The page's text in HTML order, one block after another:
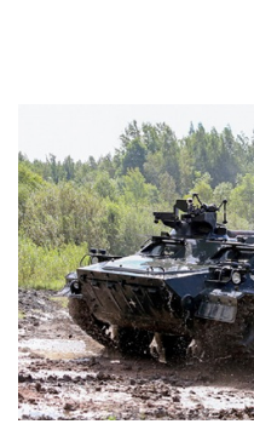
Владикавказ
Владимир
Волгоград
Воронеж
Е
Екатеринбург
И
Иваново